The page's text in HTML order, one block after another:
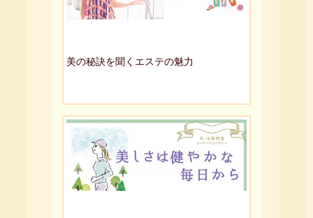
美の秘訣を聞くエステの魅力